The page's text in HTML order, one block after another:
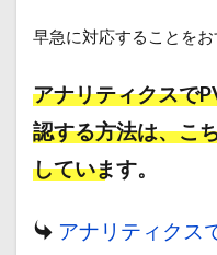
早急に対応することをお
アナリティクスで
認する方法は、こ
しています。
アナリティクス